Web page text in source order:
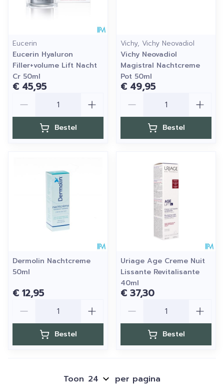
Eucerin
Eucerin Hyaluron
Filler+volume Lift Nacht
Cr 50ml
€ 45,95
Bestel
Vichy, Vichy Neovadiol
Vichy Neovadiol
Magistral Nachtcreme
Pot 50ml
€ 49,95
Bestel
Dermolin Nachtcreme
50ml
€ 12,95
Bestel
Uriage Age Creme Nuit
Lissante Revitalisante
40ml
€ 37,30
Bestel
Toon per pagina